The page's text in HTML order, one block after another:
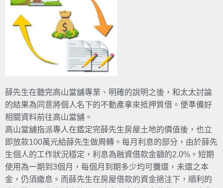
薛先生在聽完高山當舖專業、明確的說明之後，和太太討論
的結果為同意將個人名下的不動產拿來抵押質借。便準備好
相關資料前往高山當舖。
高山當舖指派專人在鑑定完薛先生房屋土地的價值後，也立
即放款100萬元給薛先生做周轉。每月利息的部分，由於薛先
生個人的工作狀況穩定，利息為融資借款金額的2.0%。短期
使用為一期到3個月，每個月到期多少均可攤還，未還之本
金，仍須繳息。而薛先生在房屋借款的資金挹注下，順利的